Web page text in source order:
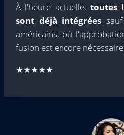
À l'heure actuelle, toutes
sont déjà intégrées
américains, où
fusion est encore nécessaire.
★★★★★